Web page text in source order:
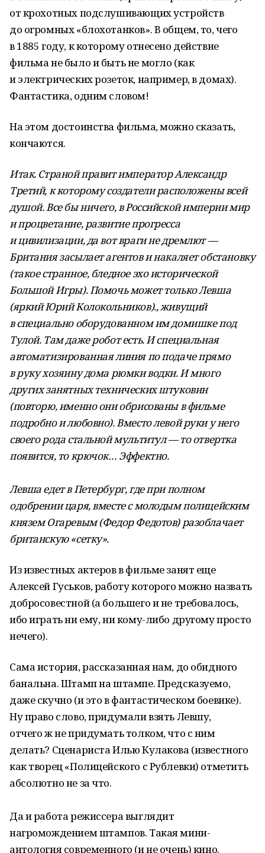
от крохотных подслушивающих устройств
до огромных «блохотанков». В общем, то, чего
в 1885 году, к которому отнесено действие
фильма не было и быть не могло (как
и электрических розеток, например, в домах).
Фантастика, одним словом!
На этом достоинства фильма, можно сказать,
кончаются.
Итак. Страной правит император Александр
Третий, к которому создатели расположены всей
душой. Все бы ничего, в Российской империи мир
и процветание, развитие прогресса
и цивилизации, да вот враги не дремлют —
Британия засылает агентов и накаляет обстановку
(такое странное, бледное эхо исторической
Большой Игры). Помочь может только Левша
(яркий Юрий Колокольников)., живущий
в специально оборудованном им домишке под
Тулой. Там даже робот есть. И специальная
автоматизированная линия по подаче прямо
в руку хозяину дома рюмки водки. И много
других занятных технических штуковин
(повторю, именно они обрисованы в фильме
подробно и любовно). Вместо левой руки у него
своего рода стальной мультитул — то отвертка
появится, то крючок… Эффектно.
Левша едет в Петербург, где при полном
одобрении царя, вместе с молодым полицейским
князем Огаревым (Федор Федотов) разоблачает
британскую «сетку».
Из известных актеров в фильме занят еще
Алексей Гуськов, работу которого можно назвать
добросовестной (а большего и не требовалось,
ибо играть ни ему, ни кому-либо другому просто
нечего).
Сама история, рассказанная нам, до обидного
банальна. Штамп на штампе. Предсказуемо,
даже скучно (и это в фантастическом боевике).
Ну право слово, придумали взять Левшу,
отчего ж не придумать толком, что с ним
делать? Сценариста Илью Кулакова (известного
как творец «Полицейского с Рублевки) отметить
абсолютно не за что.
Да и работа режиссера выглядит
нагромождением штампов. Такая мини-
антология современного (и не очень) кино.